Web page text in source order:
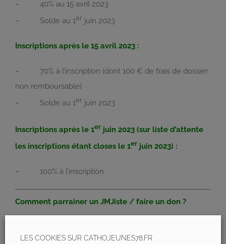
– 40% au 15 avril 2023
– Solde au 1er juin 2023
Inscriptions après le 15 avril 2023 :
– 70% à l’inscription (dont 100 € de frais de dossier
non remboursable)
– Solde au 1er juin 2023
Inscriptions après le 1er juin 2023 (sur liste d’attente
les inscriptions étant closes le 1er juin 2023) :
– 100% à l’inscription
Comment parrainer un JMJiste / faire un don ?
LES COOKIES SUR CATHOJEUNES78.FR